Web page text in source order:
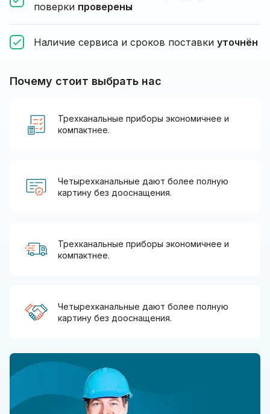
поверки проверены
Наличие сервиса и сроков поставки уточнён
Почему стоит выбрать нас
Трехканальные приборы экономичнее и
компактнее.
Четырехканальные дают более полную
картину без дооснащения.
Трехканальные приборы экономичнее и
компактнее.
Четырехканальные дают более полную
картину без дооснащения.